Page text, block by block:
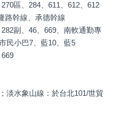
區、284、611、612、612
路幹線、承德幹線
副、46、669、南軟通勤專
民小巴7、藍10、藍5
淡水象山線：於台北101/世貿